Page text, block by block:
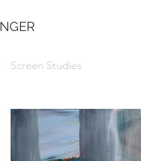
Screen Studies